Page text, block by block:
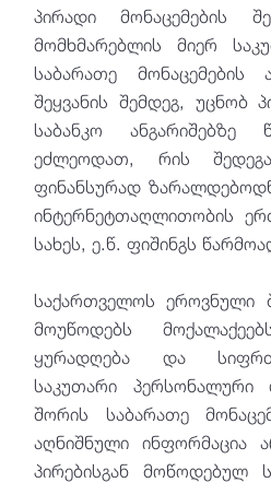
პირადი მონაცემების
მომხმარებლის მიერ
საბარათე მონაცემების
შეყვანის შემდეგ, უცნობ
საბანკო ანგარიშებზე
ეძლეოდათ, რის
ფინანსურად
ინტერნეტთაღლითობის
სახეს, ე.წ. ფიშინგს
საქართველოს ეროვნული
მოუწოდებს
ყურადღება და
საკუთარი
შორის საბარათე
აღნიშნული ინფორმაცია
პირებისგან მოწოდებულ